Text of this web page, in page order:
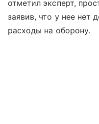
отметил эксперт,
заявив, что у нее нет
расходы на оборону.